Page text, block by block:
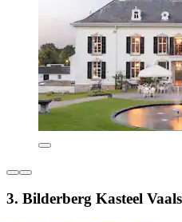
3. Bilderberg Kasteel